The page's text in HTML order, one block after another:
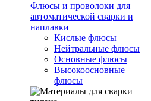
Флюсы и проволоки для
автоматической сварки и
наплавки
Кислые флюсы
Нейтральные флюсы
Основные флюсы
Высокоосновные
флюсы